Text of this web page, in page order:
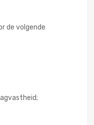
de volgende